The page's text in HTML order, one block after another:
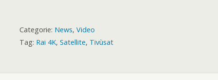
Categorie: News, Video
Tag: Rai 4K, Satellite, Tivùsat